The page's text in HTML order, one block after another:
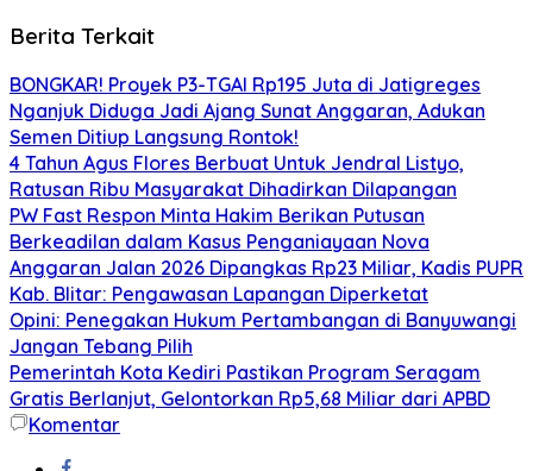
Berita Terkait
BONGKAR! Proyek P3-TGAI Rp195 Juta di Jatigreges
Nganjuk Diduga Jadi Ajang Sunat Anggaran, Adukan
Semen Ditiup Langsung Rontok!
4 Tahun Agus Flores Berbuat Untuk Jendral Listyo,
Ratusan Ribu Masyarakat Dihadirkan Dilapangan
PW Fast Respon Minta Hakim Berikan Putusan
Berkeadilan dalam Kasus Penganiayaan Nova
Anggaran Jalan 2026 Dipangkas Rp23 Miliar, Kadis PUPR
Kab. Blitar: Pengawasan Lapangan Diperketat
Opini: Penegakan Hukum Pertambangan di Banyuwangi
Jangan Tebang Pilih
Pemerintah Kota Kediri Pastikan Program Seragam
Gratis Berlanjut, Gelontorkan Rp5,68 Miliar dari APBD
Komentar